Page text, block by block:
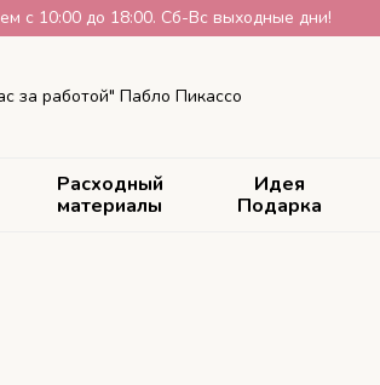
с 10:00 до 18:00. Сб-Вс выходные дни!
за работой" Пабло Пикассо
Расходный
материалы
Идея
Подарка